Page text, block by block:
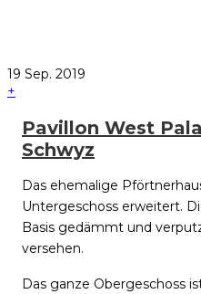
19 Sep. 2019
+
Pavillon West
Schwyz
Das ehemalige
Untergeschoss erweitert.
Basis gedämmt und
versehen.
Das ganze Obergeschoss